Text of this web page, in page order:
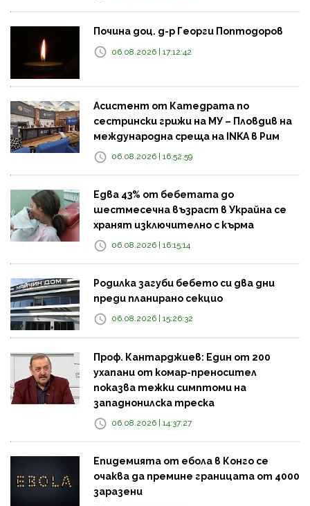
Почина доц. д-р Георги Поптодоров
06.08.2026 | 17:12:42
Асистент от Катедрата по
сестрински грижи на МУ – Пловдив на
международна среща на INKA в Рим
06.08.2026 | 16:52:59
Едва 43% от бебетата до
шестмесечна възраст в Украйна се
хранят изключително с кърма
06.08.2026 | 16:15:14
Родилка загуби бебето си два дни
преди планирано секцио
06.08.2026 | 15:26:32
Проф. Кантарджиев: Един от 200
ухапани от комар-преносител
показва тежки симптоми на
западнонилска треска
06.08.2026 | 14:37:27
Епидемията от ебола в Конго се
очаква да премине границата от 4000
заразени